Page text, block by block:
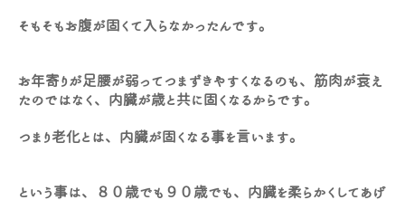
そもそもお腹が固くて入らなかったんです。
お年寄りが足腰が弱ってつまずきやすくなるのも、筋肉が衰え
たのではなく、内臓が歳と共に固くなるからです。
つまり老化とは、内臓が固くなる事を言います。
という事は、８０歳でも９０歳でも、内臓を柔らかくしてあげ